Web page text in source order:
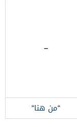
–
“من هنا“